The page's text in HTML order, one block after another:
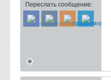
Переслать сообщение: